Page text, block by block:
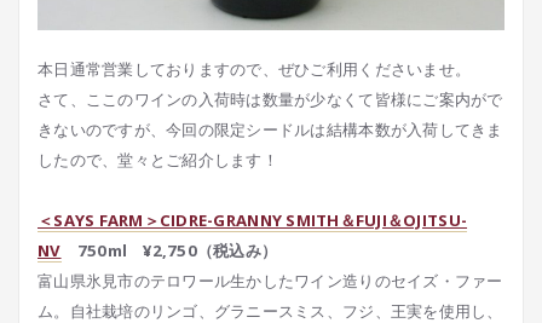
本日通常営業しておりますので、ぜひご利用くださいませ。
さて、ここのワインの入荷時は数量が少なくて皆様にご案内がで
きないのですが、今回の限定シードルは結構本数が入荷してきま
したので、堂々とご紹介します！
＜SAYS FARM＞CIDRE-GRANNY SMITH＆FUJI＆OJITSU-
NV 750ml ¥2,750（税込み）
富山県氷見市のテロワール生かしたワイン造りのセイズ・ファー
ム。自社栽培のリンゴ、グラニースミス、フジ、王実を使用し、